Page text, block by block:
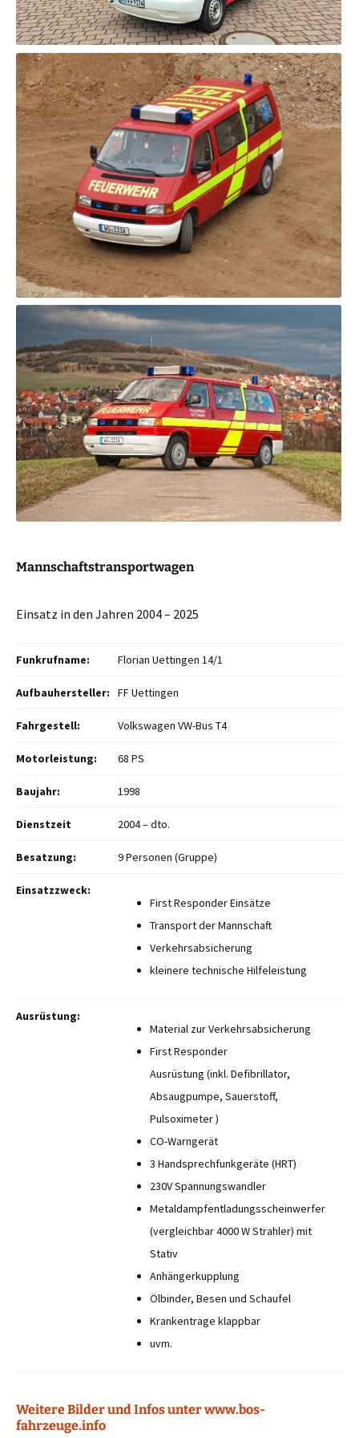
Mannschaftstransportwagen
Einsatz in den Jahren 2004 – 2025
Funkrufname: Florian Uettingen 14/1
Aufbauhersteller: FF Uettingen
Fahrgestell: Volkswagen VW-Bus T4
Motorleistung: 68 PS
Baujahr: 1998
Dienstzeit 2004 – dto.
Besatzung: 9 Personen (Gruppe)
Einsatzzweck:
First Responder Einsätze
Transport der Mannschaft
Verkehrsabsicherung
kleinere technische Hilfeleistung
Ausrüstung:
Material zur Verkehrsabsicherung
First Responder
Ausrüstung (inkl. Defibrillator,
Absaugpumpe, Sauerstoff,
Pulsoximeter )
CO-Warngerät
3 Handsprechfunkgeräte (HRT)
230V Spannungswandler
Metaldampfentladungsscheinwerfer
(vergleichbar 4000 W Strahler) mit
Stativ
Anhängerkupplung
Ölbinder, Besen und Schaufel
Krankentrage klappbar
uvm.
Weitere Bilder und Infos unter www.bos-
fahrzeuge.info